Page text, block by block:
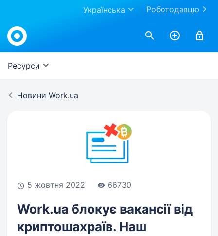
Роботодавцю
Українська
Work.ua
Ресурси
Новини Work.ua
5 жовтня 2022 66730
Work.ua блокує вакансії від
криптошахраїв. Наш